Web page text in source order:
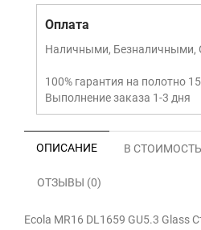
Оплата
Наличными, Безналичными,
100% гарантия на полотно
Выполнение заказа 1-3 дня
ОПИСАНИЕ В
ОТЗЫВЫ (0)
Ecola MR16 DL1659 GU5.3 Glass